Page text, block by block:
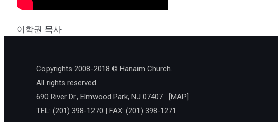
이학권 목사
Copyrights 2008-2018 © Hanaim Church.
All rights reserved.
690 River Dr., Elmwood Park, NJ 07407
[MAP]
TEL: (201) 398-1270 | FAX: (201) 398-1271